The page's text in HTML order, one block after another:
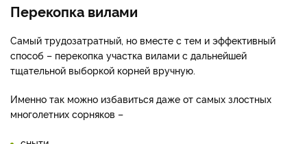
Перекопка вилами
Самый трудозатратный, но вместе с тем и эффективный
способ – перекопка участка вилами с дальнейшей
тщательной выборкой корней вручную.
Именно так можно избавиться даже от самых злостных
многолетних сорняков –